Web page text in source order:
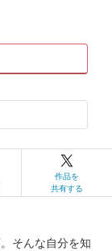
作品を
共有する
そんな自分を知